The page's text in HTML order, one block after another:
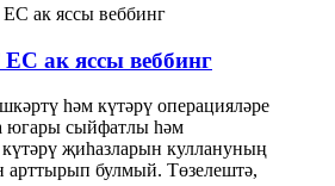
ак яссы веббинг
һәм күтәрү операцияләре
югары сыйфатлы һәм
җиһазларын куллануның
арттырып булмый. Төзелештә,